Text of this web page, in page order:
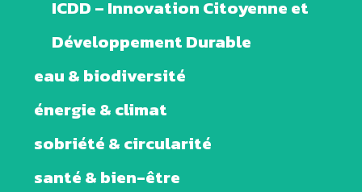
ICDD – Innovation Citoyenne et
Développement Durable
eau & biodiversité
énergie & climat
sobriété & circularité
santé & bien-être